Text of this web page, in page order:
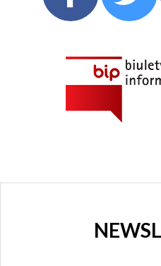
CENTRUM
KULTURY
GRAJFKA